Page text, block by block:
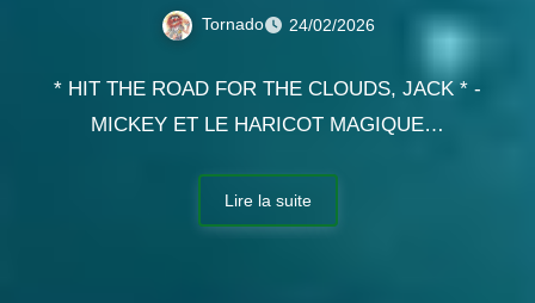
Tornado 24/02/2026
* HIT THE ROAD FOR THE CLOUDS, JACK * -
MICKEY ET LE HARICOT MAGIQUE…
Lire la suite